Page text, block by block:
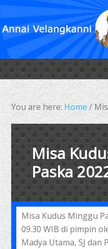
You are here: Home/
Misa
Paska
Misa Kudus Minggu
09.30 WIB di pimpin
Madya Utama, SJ dan